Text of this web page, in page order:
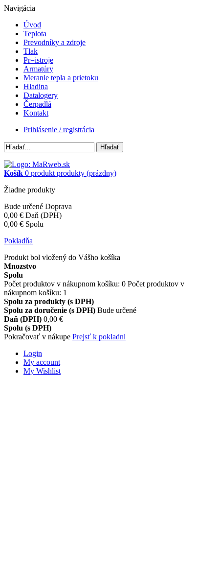
Navigácia
Úvod
Teplota
Prevodníky a zdroje
Tlak
Pr=istroje
Armatúry
Meranie tepla a prietoku
Hladina
Datalogery
Čerpadlá
Kontakt
Prihlásenie / registrácia
Hľadať
Košík 0 produkt produkty (prázdny)
Žiadne produkty
Bude určené Doprava
0,00 € Daň (DPH)
0,00 € Spolu
Pokladňa
Produkt bol vložený do Vášho košíka
Mnozstvo
Spolu
Počet produktov v nákupnom košíku: 0 Počet produktov v
nákupnom košíku: 1
Spolu za produkty (s DPH)
Spolu za doručenie (s DPH) Bude určené
Daň (DPH) 0,00 €
Spolu (s DPH)
Pokračovať v nákupe Prejsť k pokladni
Login
My account
My Wishlist